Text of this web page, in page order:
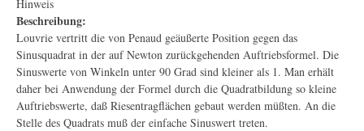
Hinweis
Beschreibung:
Louvrie vertritt die von Penaud geäußerte Position gegen das
Sinusquadrat in der auf Newton zurückgehenden Auftriebsformel. Die
Sinuswerte von Winkeln unter 90 Grad sind kleiner als 1. Man erhält
daher bei Anwendung der Formel durch die Quadratbildung so kleine
Auftriebswerte, daß Riesentragflächen gebaut werden müßten. An die
Stelle des Quadrats muß der einfache Sinuswert treten.